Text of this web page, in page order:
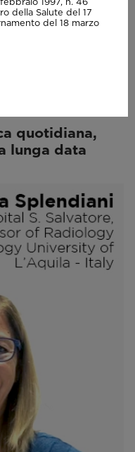
quotidiana,
lunga data
della Salute del 17
del 18 marzo